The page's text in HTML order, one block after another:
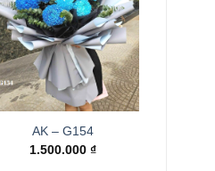
AK – G154
1.500.000 ₫